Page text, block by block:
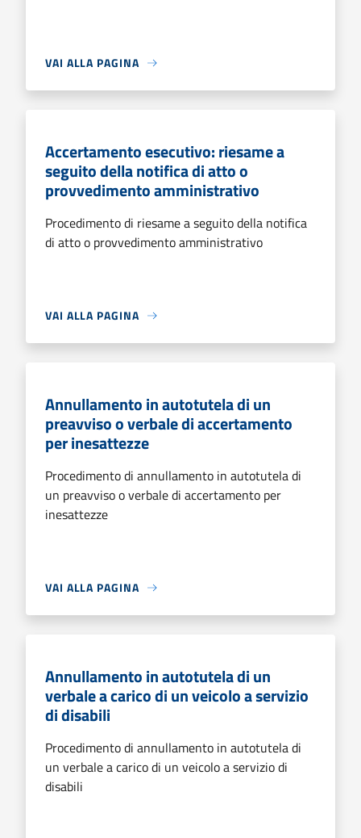
VAI ALLA PAGINA
Accertamento esecutivo: riesame a
seguito della notifica di atto o
provvedimento amministrativo
Procedimento di riesame a seguito della notifica
di atto o provvedimento amministrativo
VAI ALLA PAGINA
Annullamento in autotutela di un
preavviso o verbale di accertamento
per inesattezze
Procedimento di annullamento in autotutela di
un preavviso o verbale di accertamento per
inesattezze
VAI ALLA PAGINA
Annullamento in autotutela di un
verbale a carico di un veicolo a servizio
di disabili
Procedimento di annullamento in autotutela di
un verbale a carico di un veicolo a servizio di
disabili